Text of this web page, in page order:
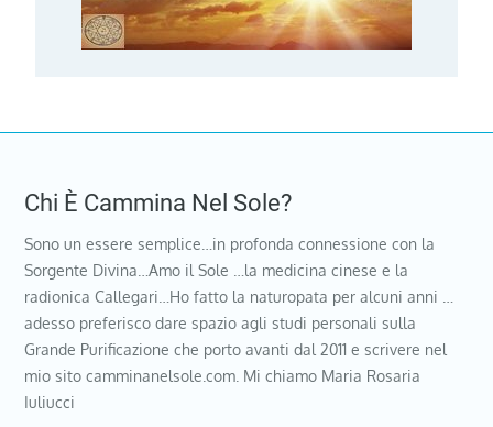
Chi È Cammina Nel Sole?
Sono un essere semplice…in profonda connessione con la
Sorgente Divina…Amo il Sole …la medicina cinese e la
radionica Callegari…Ho fatto la naturopata per alcuni anni …
adesso preferisco dare spazio agli studi personali sulla
Grande Purificazione che porto avanti dal 2011 e scrivere nel
mio sito camminanelsole.com. Mi chiamo Maria Rosaria
Iuliucci